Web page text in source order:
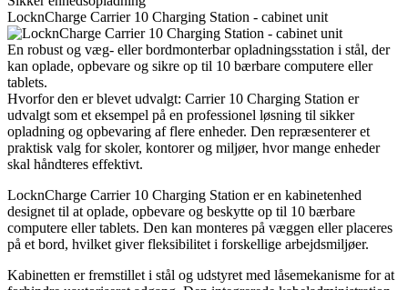
LocknCharge Carrier 10 Charging Station - cabinet unit
En robust og væg- eller bordmonterbar opladningsstation i stål, der
kan oplade, opbevare og sikre op til 10 bærbare computere eller
tablets.
Hvorfor den er blevet udvalgt: Carrier 10 Charging Station er
udvalgt som et eksempel på en professionel løsning til sikker
opladning og opbevaring af flere enheder. Den repræsenterer et
praktisk valg for skoler, kontorer og miljøer, hvor mange enheder
skal håndteres effektivt.
LocknCharge Carrier 10 Charging Station er en kabinetenhed
designet til at oplade, opbevare og beskytte op til 10 bærbare
computere eller tablets. Den kan monteres på væggen eller placeres
på et bord, hvilket giver fleksibilitet i forskellige arbejdsmiljøer.
Kabinetten er fremstillet i stål og udstyret med låsemekanisme for at